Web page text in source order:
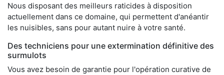
Nous disposant des meilleurs raticides à disposition
actuellement dans ce domaine, qui permettent d'anéantir
les nuisibles, sans pour autant nuire à votre santé.
Des techniciens pour une extermination définitive des
surmulots
Vous avez besoin de garantie pour l'opération curative de